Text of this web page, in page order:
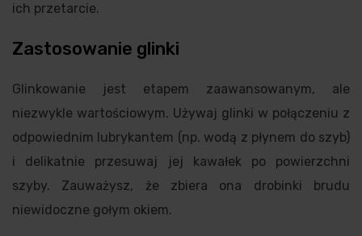
ich przetarcie.
Zastosowanie glinki
Glinkowanie jest etapem zaawansowanym, ale
niezwykle wartościowym. Używaj glinki w połączeniu z
odpowiednim lubrykantem (np. wodą z płynem do szyb)
i delikatnie przesuwaj jej kawałek po powierzchni
szyby. Zauważysz, że zbiera ona drobinki brudu
niewidoczne gołym okiem.